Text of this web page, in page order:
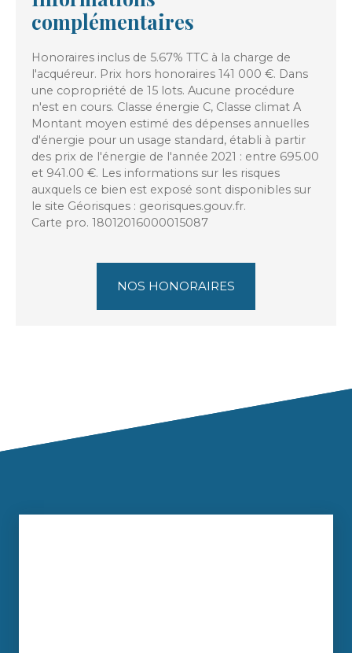
complémentaires
Honoraires inclus de 5.67% TTC à la charge de
l'acquéreur. Prix hors honoraires 141 000 €. Dans
une copropriété de 15 lots. Aucune procédure
n'est en cours. Classe énergie C, Classe climat A
Montant moyen estimé des dépenses annuelles
d'énergie pour un usage standard, établi à partir
des prix de l'énergie de l'année 2021 : entre 695.00
et 941.00 €. Les informations sur les risques
auxquels ce bien est exposé sont disponibles sur
le site Géorisques : georisques.gouv.fr.
Carte pro. 18012016000015087
NOS HONORAIRES